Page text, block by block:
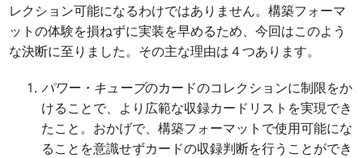
レクション可能になるわけではありません。構築フォーマ
ットの体験を損ねずに実装を早めるため、今回はこのよう
な決断に至りました。その主な理由は４つあります。
パワー・キューブのカードのコレクションに制限をか
けることで、より広範な収録カードリストを実現でき
たこと。おかげで、構築フォーマットで使用可能にな
ることを意識せずカードの収録判断を行うことができ